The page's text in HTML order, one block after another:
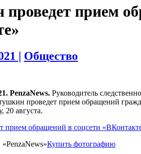
прием
| Общество
PenzaNews. Руководитель
проведет прием обращений
20 августа.
Купить фотографию